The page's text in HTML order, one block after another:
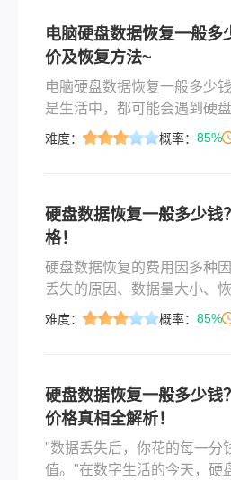
电脑硬盘数据恢复一般多
价及恢复方法~
电脑硬盘数据恢复一般多少
是生活中，都可能会遇到硬
盘恢复价格是大家比较关心
难度： 概率： 85%
硬盘数据恢复一般多少钱
格！
硬盘数据恢复的费用因多种
丢失的原因、数据量大小、
资质和技术水平，以及紧急
难度： 概率： 85%
硬盘数据恢复一般多少钱
价格真相全解析！
"数据丢失后，你花的每一分
值。"在数字生活的今天，硬